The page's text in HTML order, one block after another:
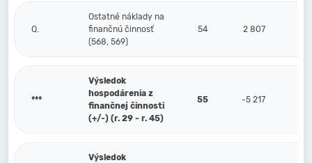
Q.
Ostatné náklady na
finančnú činnosť
(568, 569)
54 2 807
***
Výsledok
hospodárenia z
finančnej činnosti
(+/-) (r. 29 - r. 45)
55 -5 217
Výsledok